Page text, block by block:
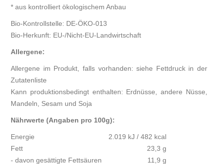
* aus kontrolliert ökologischem Anbau
Bio-Kontrollstelle: DE-ÖKO-013
Bio-Herkunft: EU-/Nicht-EU-Landwirtschaft
Allergene:
Allergene im Produkt, falls vorhanden: siehe Fettdruck in der
Zutatenliste
Kann produktionsbedingt enthalten: Erdnüsse, andere Nüsse,
Mandeln, Sesam und Soja
Nährwerte (Angaben pro 100g):
Energie
2.019 kJ / 482 kcal
Fett
23,3 g
- davon gesättigte Fettsäuren
11,9 g